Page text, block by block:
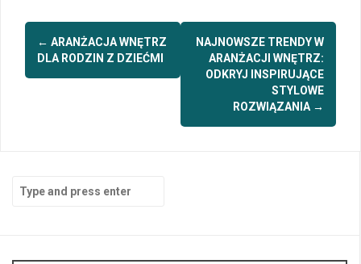
Post
navigation
← ARANŻACJA WNĘTRZ
DLA RODZIN Z DZIEĆMI
NAJNOWSZE TRENDY W
ARANŻACJI WNĘTRZ:
ODKRYJ INSPIRUJĄCE
STYLOWE
ROZWIĄZANIA →
for: